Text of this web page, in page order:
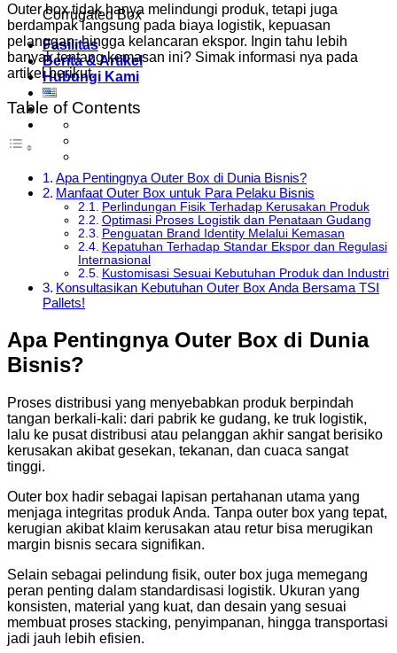
Corrugated Box
Fasilitas
Berita & Artikel
Hubungi Kami
Outer box tidak hanya melindungi produk, tetapi juga
berdampak langsung pada biaya logistik, kepuasan
pelanggan, hingga kelancaran ekspor. Ingin tahu lebih
banyak tentang kemasan ini? Simak informasi nya pada
artikel berikut.
Table of Contents
Apa Pentingnya Outer Box di Dunia Bisnis?
Manfaat Outer Box untuk Para Pelaku Bisnis
Perlindungan Fisik Terhadap Kerusakan Produk
Optimasi Proses Logistik dan Penataan Gudang
Penguatan Brand Identity Melalui Kemasan
Kepatuhan Terhadap Standar Ekspor dan Regulasi
Internasional
Kustomisasi Sesuai Kebutuhan Produk dan Industri
Konsultasikan Kebutuhan Outer Box Anda Bersama TSI
Pallets!
Apa Pentingnya Outer Box di Dunia
Bisnis?
Proses distribusi yang menyebabkan produk berpindah
tangan berkali-kali: dari pabrik ke gudang, ke truk logistik,
lalu ke pusat distribusi atau pelanggan akhir sangat berisiko
kerusakan akibat gesekan, tekanan, dan cuaca sangat
tinggi.
Outer box hadir sebagai lapisan pertahanan utama yang
menjaga integritas produk Anda. Tanpa outer box yang tepat,
kerugian akibat klaim kerusakan atau retur bisa merugikan
margin bisnis secara signifikan.
Selain sebagai pelindung fisik, outer box juga memegang
peran penting dalam standardisasi logistik. Ukuran yang
konsisten, material yang kuat, dan desain yang sesuai
membuat proses stacking, penyimpanan, hingga transportasi
jadi jauh lebih efisien.